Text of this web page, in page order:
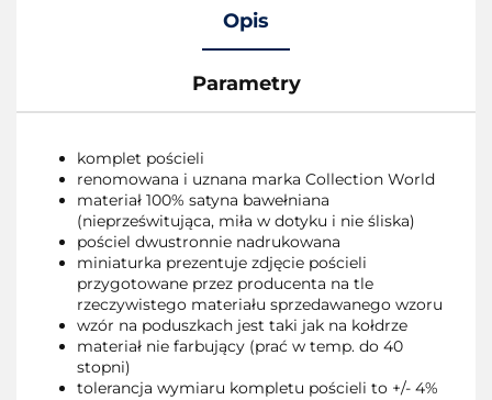
Opis
Parametry
komplet pościeli
renomowana i uznana marka Collection World
materiał 100% satyna bawełniana
(nieprześwitująca, miła w dotyku i nie śliska)
pościel dwustronnie nadrukowana
miniaturka prezentuje zdjęcie pościeli
przygotowane przez producenta na tle
rzeczywistego materiału sprzedawanego wzoru
wzór na poduszkach jest taki jak na kołdrze
materiał nie farbujący (prać w temp. do 40
stopni)
tolerancja wymiaru kompletu pościeli to +/- 4%